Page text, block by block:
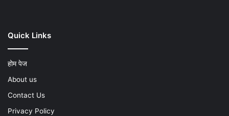
Quick Links
होम पेज
About us
Contact Us
Privacy Policy